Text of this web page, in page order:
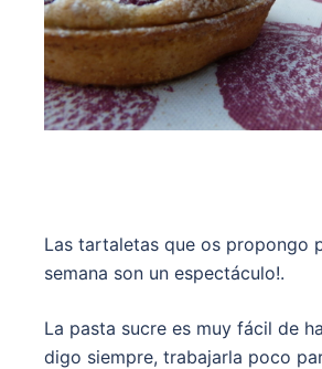
Las tartaletas que os propongo
semana son un espectáculo!.
La pasta sucre es muy fácil de
digo siempre, trabajarla poco